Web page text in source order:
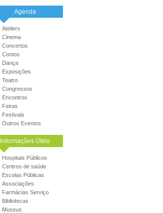
Agenda
Ateliers
Cinema
Concertos
Contos
Dança
Exposições
Teatro
Congressos
Encontros
Feiras
Festivais
Outros Eventos
Informações Úteis
Hospitais Públicos
Centros de saúde
Escolas Públicas
Associações
Farmácias Serviço
Bibliotecas
Museus